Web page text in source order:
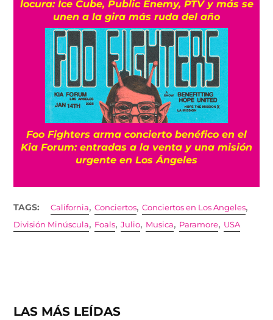
locura: Ice Cube, Public Enemy, PTV y más se
unen a la gira más ruda del año
Foo Fighters arma concierto benéfico en el
Kia Forum: entradas a la venta y una misión
urgente en Los Ángeles
TAGS: California,Conciertos,Conciertos en Los Angeles,
División Minúscula, Foals,Julio, Musica, Paramore, USA
LAS MÁS LEÍDAS